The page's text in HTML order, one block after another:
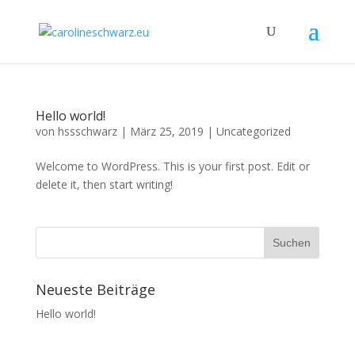
Hello world!
von hssschwarz| März 25, 2019 | Uncategorized
Welcome to WordPress. This is your first post. Edit or
delete it, then start writing!
Neueste Beiträge
Hello world!